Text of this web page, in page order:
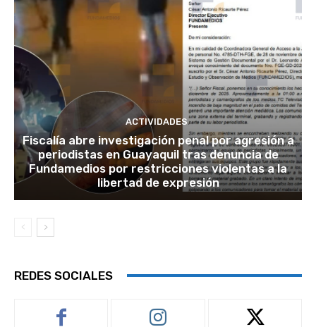
ACTIVIDADES
Fiscalía abre investigación penal por agresión a
periodistas en Guayaquil tras denuncia de
Fundamedios por restricciones violentas a la
libertad de expresión
REDES SOCIALES